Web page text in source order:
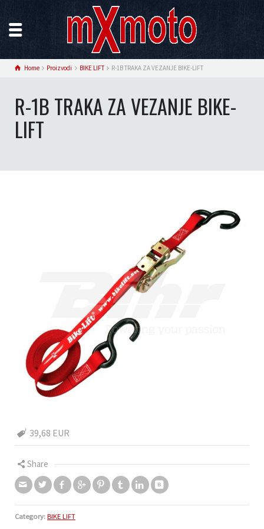
Home Proizvodi BIKE LIFT R-1B TRAKA ZA VEZANJE BIKE-LIFT
R-1B TRAKA ZA VEZANJE BIKE-
LIFT
39,68 EUR
Share
Category: BIKE LIFT